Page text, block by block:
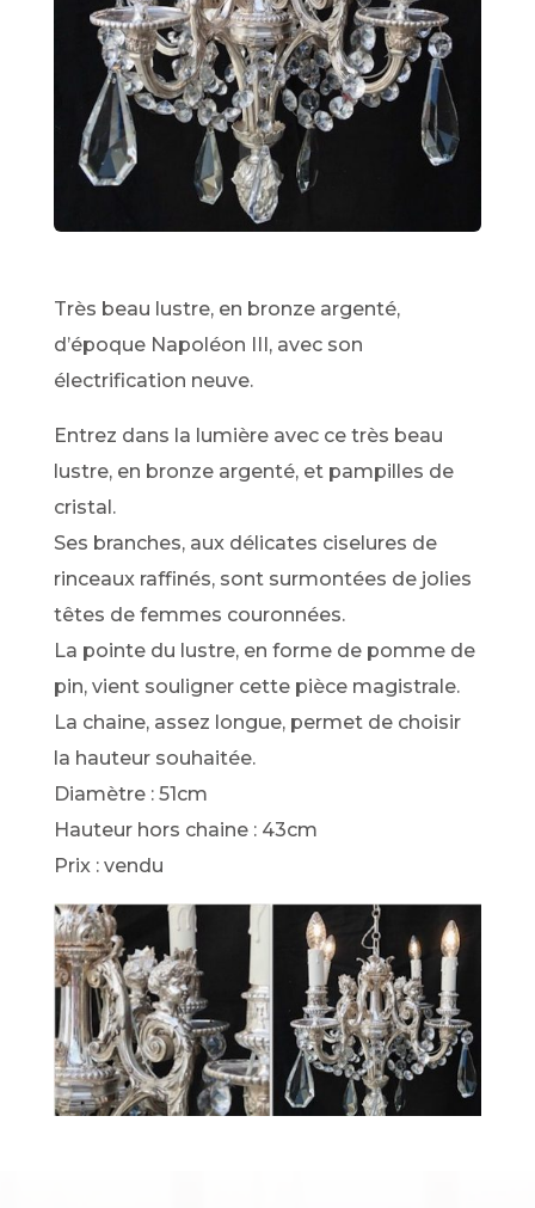
Très beau lustre, en bronze argenté,
d’époque Napoléon III, avec son
électrification neuve.
Entrez dans la lumière avec ce très beau
lustre, en bronze argenté, et pampilles de
cristal.
Ses branches, aux délicates ciselures de
rinceaux raffinés, sont surmontées de jolies
têtes de femmes couronnées.
La pointe du lustre, en forme de pomme de
pin, vient souligner cette pièce magistrale.
La chaine, assez longue, permet de choisir
la hauteur souhaitée.
Diamètre : 51cm
Hauteur hors chaine : 43cm
Prix : vendu